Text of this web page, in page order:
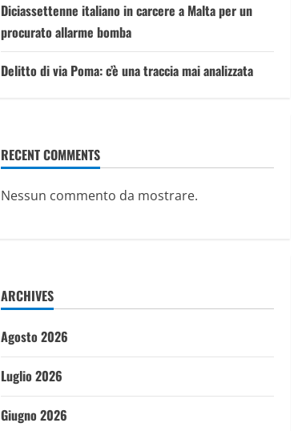
Diciassettenne italiano in carcere a Malta per un
procurato allarme bomba
Delitto di via Poma: c’è una traccia mai analizzata
RECENT COMMENTS
Nessun commento da mostrare.
ARCHIVES
Agosto 2026
Luglio 2026
Giugno 2026